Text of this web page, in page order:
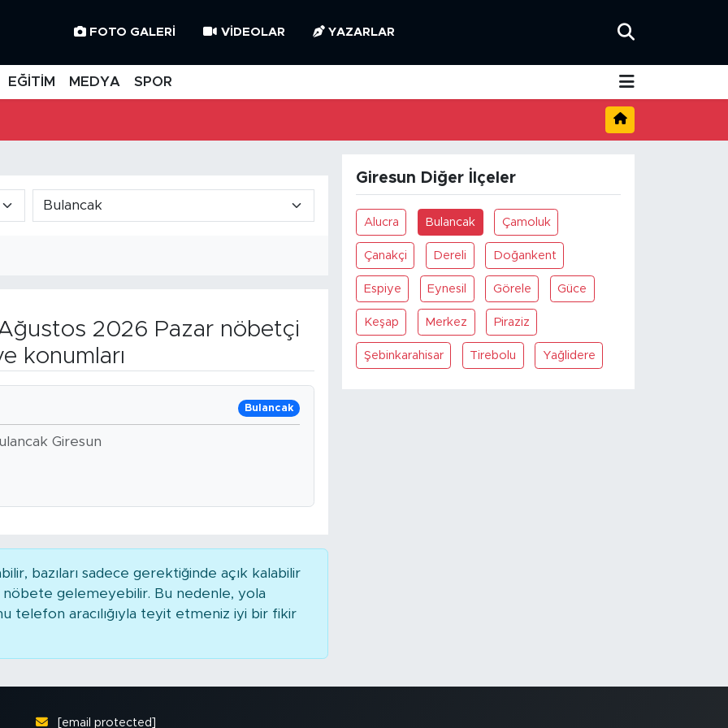
FOTO GALERI VIDEOLAR YAZARLAR
EĞİTİM MEDYA SPOR
2026 Pazar nöbetçi
konumları
Bulancak
Giresun
bazıları sadece gerektiğinde açık kalabilir
gelemeyebilir. Bu nedenle, yola
telefon aracılığıyla teyit etmeniz iyi bir fikir
Giresun Diğer İlçeler
Alucra Bulancak Çamoluk
Çanakçi Dereli Doğankent
Espiye Eynesil Görele Güce
Keşap Merkez Piraziz
Şebinkarahisar Tirebolu Yağlidere
[email protected]